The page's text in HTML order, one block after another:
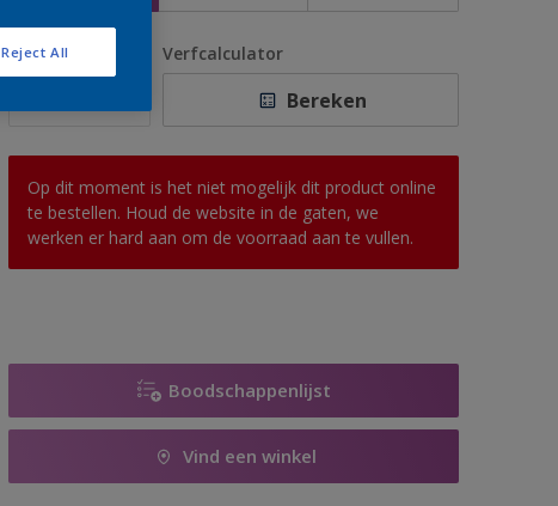
Aantal Verfcalculator
Bereken
Op dit moment is het niet mogelijk dit product online
te bestellen. Houd de website in de gaten, we
werken er hard aan om de voorraad aan te vullen.
Boodschappenlijst
Vind een winkel
Reject All